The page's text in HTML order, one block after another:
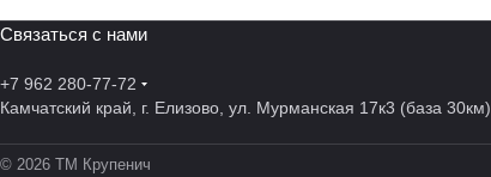
Связаться с нами
+7 962 280-77-72
Камчатский край, г. Елизово, ул. Мурманская 17к3 (база 30км)
© 2026 ТМ Крупенич